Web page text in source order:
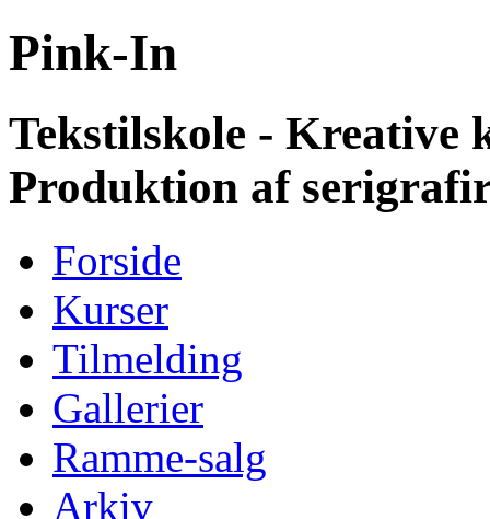
Pink-In
Tekstilskole - Kreative
Produktion af
Forside
Kurser
Tilmelding
Gallerier
Ramme-salg
Arkiv